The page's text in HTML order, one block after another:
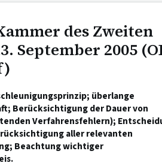
des Zweiten
September 2005
überlange
Berücksichtigung der Dauer von
Verfahrensfehlern);
aller relevanten
Beachtung wichtiger